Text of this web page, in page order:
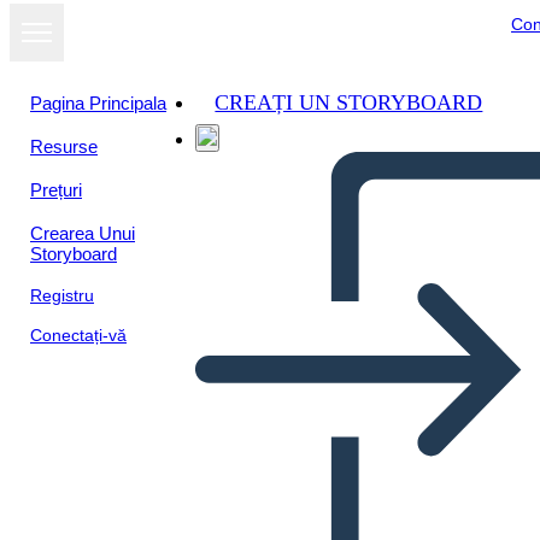
Pagina Principala
Resurse
Prețuri
Crearea Unui
Storyboard
Registru
Conectați-vă
CREAȚI UN STORYBOARD